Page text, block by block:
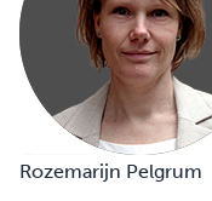
Rozemarijn Pelgrum